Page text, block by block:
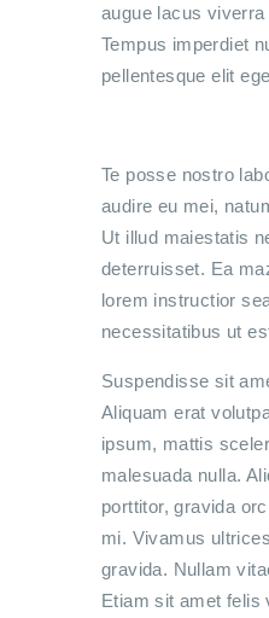
augue lacus
Tempus imperdiet
pellentesque elit
Te posse nostro
audire eu mei,
Ut illud maiestatis
deterruisset. Ea
lorem instructior
necessitatibus ut
Suspendisse sit
Aliquam erat
ipsum, mattis
malesuada nulla.
porttitor, gravida
mi. Vivamus
gravida. Nullam
Etiam sit amet felis